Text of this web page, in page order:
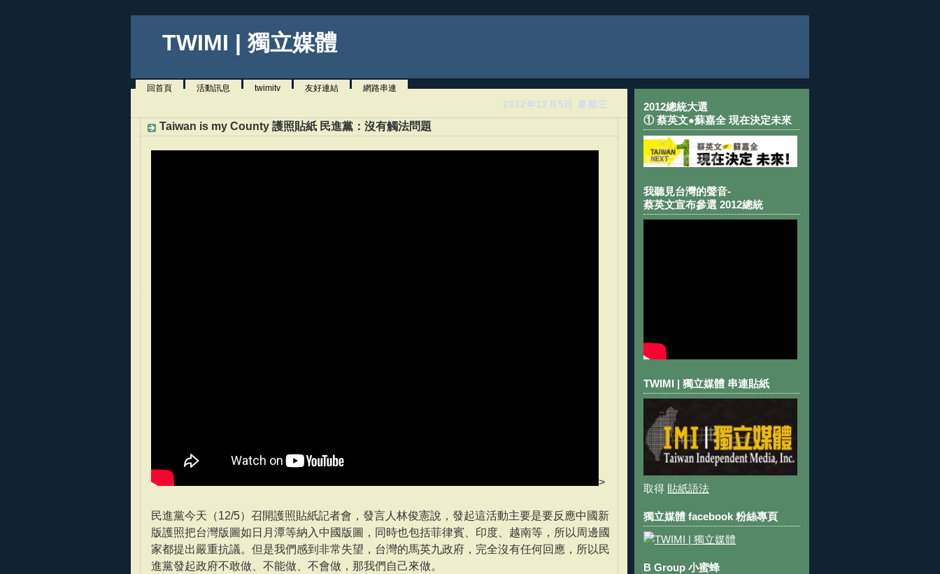
TWIMI | 獨立媒體
回首頁 活動訊息 twimitv 友好連結 網路串連
2012年12月5日 星期三
Taiwan is my County 護照貼紙 民進黨：沒有觸法問題
>
民進黨今天（12/5）召開護照貼紙記者會，發言人林俊憲說，發起這活動主要是要反應中國新
版護照把台灣版圖如日月潭等納入中國版圖，同時也包括菲律賓、印度、越南等，所以周邊國
家都提出嚴重抗議。但是我們感到非常失望，台灣的馬英九政府，完全沒有任何回應，所以民
進黨發起政府不敢做、不能做、不會做，那我們自己來做。
2012總統大選
① 蔡英文●蘇嘉全 現在決定未來
我聽見台灣的聲音-
蔡英文宣布參選 2012總統
TWIMI | 獨立媒體 串連貼紙
取得 貼紙語法
獨立媒體 facebook 粉絲專頁
B Group 小蜜蜂